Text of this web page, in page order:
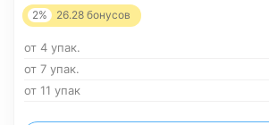
2% 26.28 бонусов
от 4 упак.
от 7 упак.
от 11 упак